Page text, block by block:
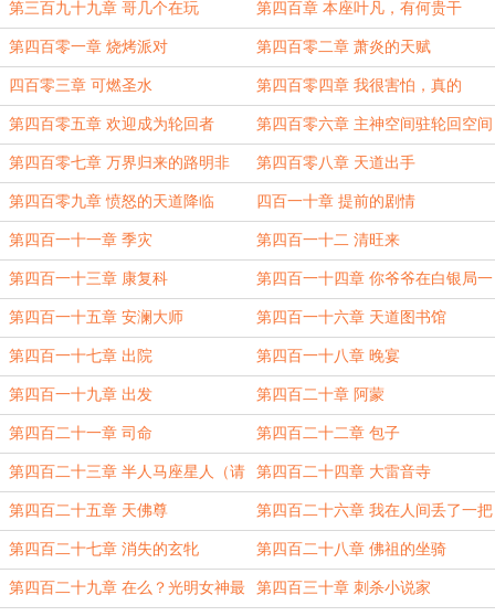
第三百九十九章 哥几个在玩
cosplay?
第四百章 本座叶凡，有何贵干
第四百零一章 烧烤派对 第四百零二章 萧炎的天赋
四百零三章 可燃圣水 第四百零四章 我很害怕，真的
第四百零五章 欢迎成为轮回者 第四百零六章 主神空间驻轮回空间
调查员小队
第四百零七章 万界归来的路明非 第四百零八章 天道出手
第四百零九章 愤怒的天道降临 四百一十章 提前的剧情
第四百一十一章 季灾 第四百一十二 清旺来
第四百一十三章 康复科 第四百一十四章 你爷爷在白银局一
手遮天
第四百一十五章 安澜大师 第四百一十六章 天道图书馆
第四百一十七章 出院 第四百一十八章 晚宴
第四百一十九章 出发 第四百二十章 阿蒙
第四百二十一章 司命 第四百二十二章 包子
第四百二十三章 半人马座星人（请
刷新）
第四百二十四章 大雷音寺
第四百二十五章 天佛尊 第四百二十六章 我在人间丢了一把
剑
第四百二十七章 消失的玄牝 第四百二十八章 佛祖的坐骑
第四百二十九章 在么？光明女神最 第四百三十章 刺杀小说家